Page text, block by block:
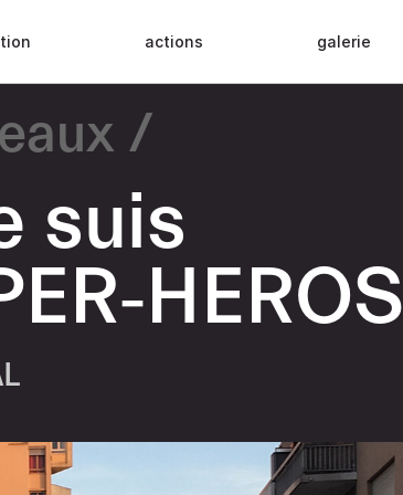
actions galerie
suis